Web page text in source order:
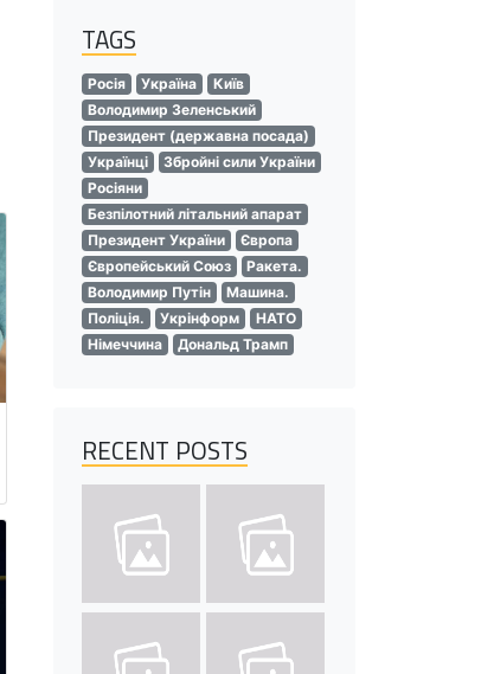
TAGS
Росія Україна
Київ
Володимир Зеленський
Президент (державна посада)
Українці
Збройні сили України
Росіяни
Безпілотний літальний апарат
Президент України
Європа
Європейський Союз
Ракета.
Володимир Путін
Машина.
Поліція.
Укрінформ
НАТО
Німеччина
Дональд Трамп
RECENT POSTS